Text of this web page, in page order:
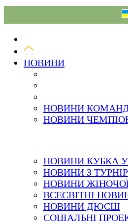
НОВИНИ
НОВИНИ
НОВИНИ
НОВИНИ КУБКА
НОВИНИ З
НОВИНИ ЖІНОЧОЇ
ВСЕСВІТНІ
НОВИНИ ДЮСШ
СОЦІАЛЬНІ